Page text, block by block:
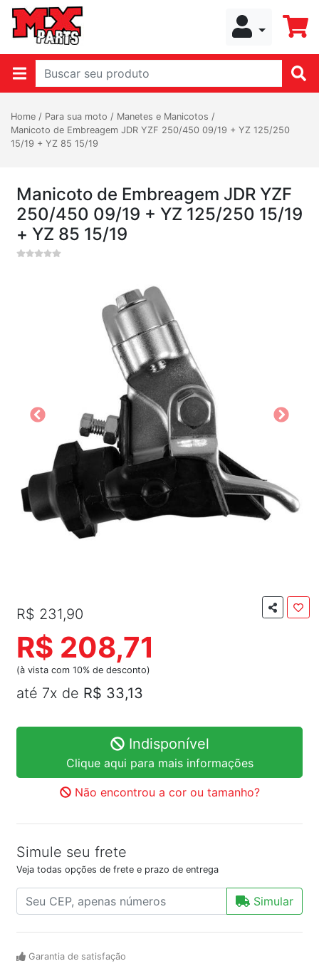
Home / Para sua moto / Manetes e Manicotos /
Manicoto de Embreagem JDR YZF 250/450 09/19 + YZ 125/250
15/19 + YZ 85 15/19
Manicoto de Embreagem JDR YZF
250/450 09/19 + YZ 125/250 15/19
+ YZ 85 15/19
R$ 231,90
R$ 208,71
(à vista com 10% de desconto)
até 7x de R$ 33,13
Indisponível
Clique aqui para mais informações
Não encontrou a cor ou tamanho?
Simule seu frete
Veja todas opções de frete e prazo de entrega
Simular
Garantia de satisfação